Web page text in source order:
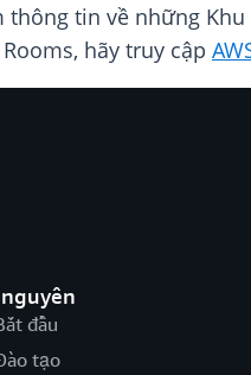
tin về những Khu
hãy truy cập
đầu
tạo